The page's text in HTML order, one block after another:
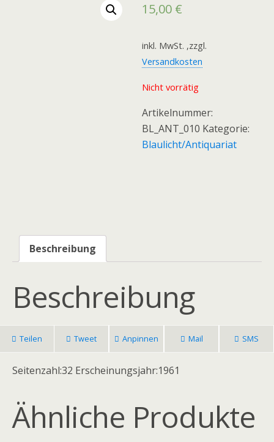
15,00 €
inkl. MwSt. ,zzgl.
Versandkosten
Nicht vorrätig
Artikelnummer:
BL_ANT_010 Kategorie:
Blaulicht/Antiquariat
Beschreibung
Beschreibung
Teilen Tweet Anpinnen Mail SMS
Seitenzahl:32 Erscheinungsjahr:1961
Ähnliche Produkte